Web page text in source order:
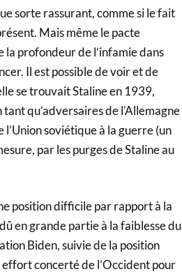
sorte rassurant, comme si le fait
Mais même le pacte
profondeur de l’infamie dans
Il est possible de voir et de
se trouvait Staline en 1939,
qu’adversaires de l’Allemagne
soviétique à la guerre (un
par les purges de Staline au
position difficile par rapport à la
en grande partie à la faiblesse du
Biden, suivie de la position
concerté de l’Occident pour